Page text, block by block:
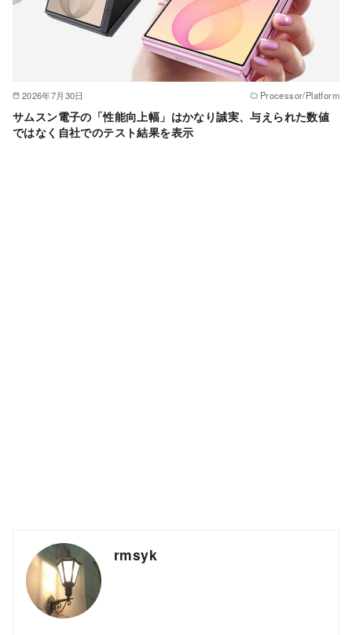
2026年7月30日 Processor/Platform
サムスン電子の「性能向上幅」はかなり誠実、与えられた数値
ではなく自社でのテスト結果を表示
rmsyk